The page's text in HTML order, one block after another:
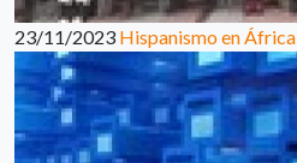
23/11/2023 Hispanismo en África